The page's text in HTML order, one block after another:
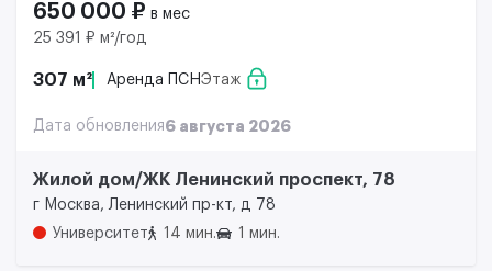
650 000 ₽ в мес
25 391 ₽ м²/год
307 м² Аренда ПСНЭтаж
Дата обновления6 августа 2026
Жилой дом/ЖК Ленинский проспект, 78
г Москва, Ленинский пр-кт, д 78
Университет
14 мин. 1 мин.